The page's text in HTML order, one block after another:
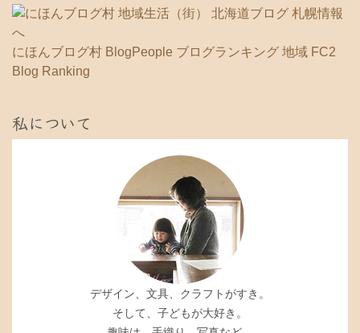
にほんブログ村 BlogPeople ブログランキング 地域 FC2
Blog Ranking
私について
デザイン、文具、クラフトがすき。
そして、子どもが大好き。